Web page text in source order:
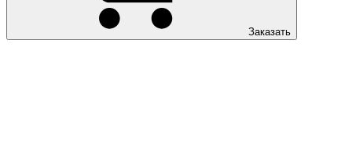
Заказать